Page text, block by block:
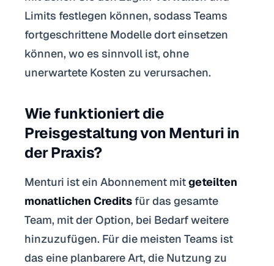
Limits festlegen können, sodass Teams
fortgeschrittene Modelle dort einsetzen
können, wo es sinnvoll ist, ohne
unerwartete Kosten zu verursachen.
Wie funktioniert die
Preisgestaltung von Menturi in
der Praxis?
Menturi ist ein Abonnement mitgeteilten
monatlichen Creditsfür das gesamte
Team, mit der Option, bei Bedarf weitere
hinzuzufügen. Für die meisten Teams ist
das eine planbarere Art, die Nutzung zu